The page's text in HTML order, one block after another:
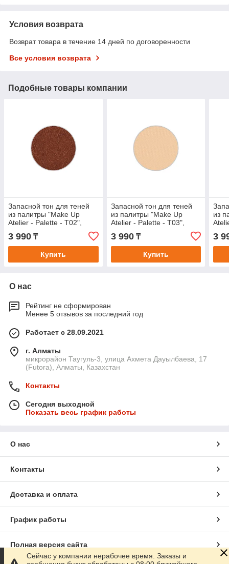
Условия возврата
Возврат товара в течение 14 дней по договоренности
Все условия возврата
Подобные товары компании
Запасной тон для теней
из палитры "Make Up
Atelier - Palette - T02",
прессованные в блистере.
3 990 ₸
Купить
Запасной тон для теней
из палитры "Make Up
Atelier - Palette - T03",
прессованные в блистере.
3 990₸
Купить
из
3
О нас
Рейтинг не сформирован
Менее 5 отзывов за последний год
Работает с 28.09.2021
г. Алматы
микрорайон Таугуль-3, улица Ахмета Дауылбаева, 17
(Futora), Алматы, Казахстан
Контакты
Сегодня выходной
Показать весь график работы
О нас
Контакты
Доставка и оплата
График работы
Полная версия сайта
Сейчас у компании нерабочее время. Заказы и